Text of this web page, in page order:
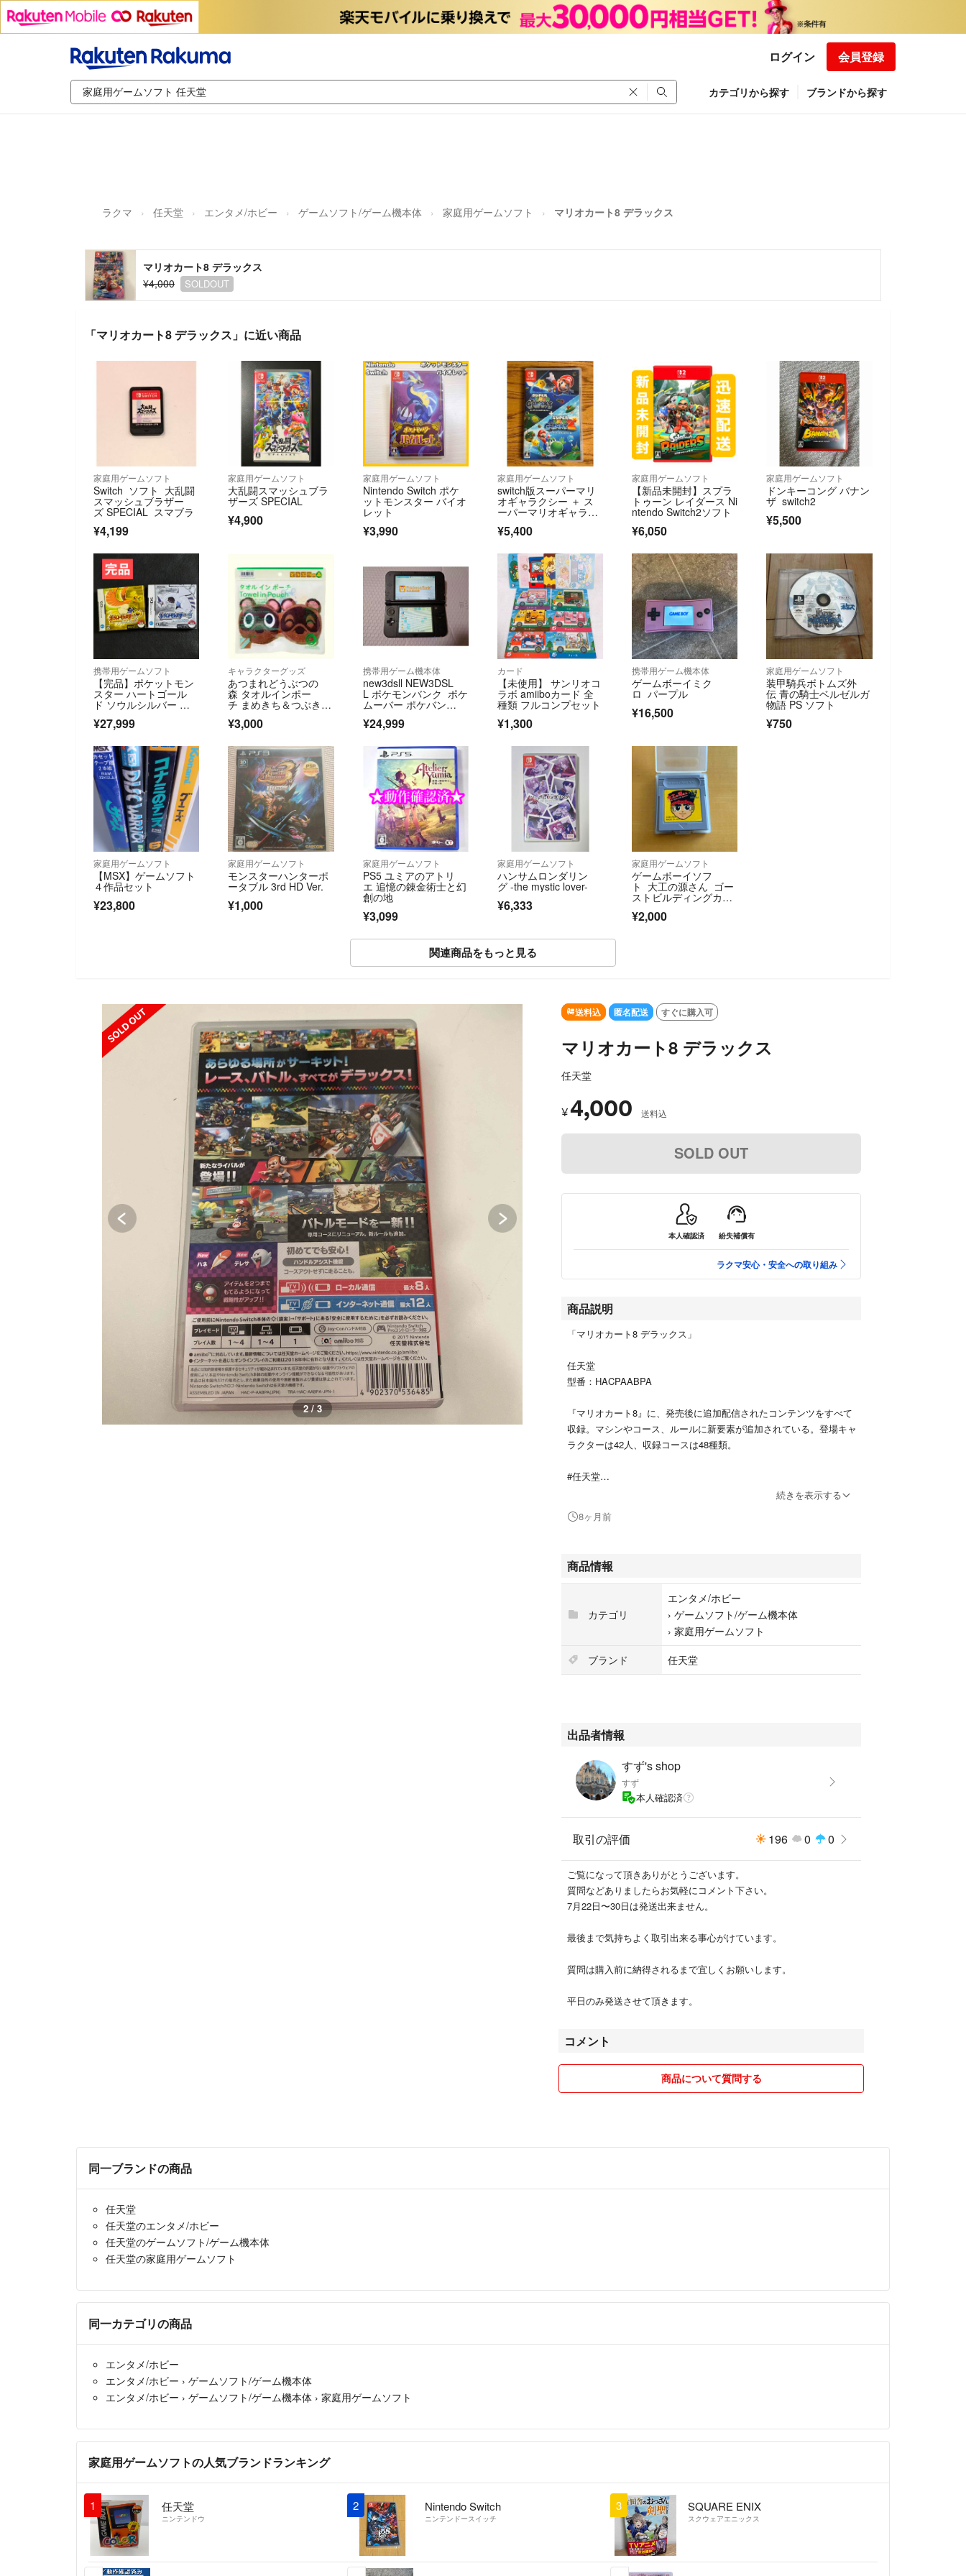
ログイン 会員登録
カテゴリから探す ブランドから探す
ラクマ 任天堂 エンタメ/ホビー ゲームソフト/ゲーム機本体 家庭用ゲームソフト マリオカート8 デラックス
マリオカート8 デラックス
¥4,000
SOLDOUT
「マリオカート8 デラックス」に近い商品
家庭用ゲームソフト
Switch ソフト 大乱闘
スマッシュブラザー
ズ SPECIAL スマブラ
¥4,199
家庭用ゲームソフト
大乱闘スマッシュブラ
ザーズ SPECIAL
¥4,900
家庭用ゲームソフト
Nintendo Switch ポケ
ットモンスター バイオ
レット
¥3,990
家庭用ゲームソフト
switch版スーパーマリ
オギャラクシー ＋ ス
ーパーマリオギャラク
¥5,400
家庭用ゲームソフト
【新品未開封】スプラ
トゥーン レイダース Ni
ntendo Switch2ソフト
¥6,050
家庭用ゲームソフト
ドンキーコング バナン
ザ switch2
¥5,500
携帯用ゲームソフト
【完品】ポケットモン
スター ハートゴール
ド ソウルシルバー ポ
¥27,999
キャラクターグッズ
あつまれどうぶつの
森 タオルインポー
チ まめきち＆つぶきち
¥3,000
携帯用ゲーム機本体
new3dsll NEW3DSL
L ポケモンバンク ポケ
ムーバー ポケバン
¥24,999
カード
【未使用】 サンリオコ
ラボ amiiboカード 全
種類 フルコンプセット
¥1,300
携帯用ゲーム機本体
ゲームボーイミク
ロ パープル
¥16,500
家庭用ゲームソフト
装甲騎兵ボトムズ外
伝 青の騎士ベルゼルガ
物語 PS ソフト
¥750
家庭用ゲームソフト
【MSX】ゲームソフト
４作品セット
¥23,800
家庭用ゲームソフト
モンスターハンターポ
ータブル 3rd HD Ver.
¥1,000
家庭用ゲームソフト
PS5 ユミアのアトリ
エ 追憶の錬金術士と幻
創の地
¥3,099
家庭用ゲームソフト
ハンサムロンダリン
グ -the mystic lover-
¥6,333
家庭用ゲームソフト
ゲームボーイソフ
ト 大工の源さん ゴー
ストビルディングカン
¥2,000
関連商品をもっと見る
SOLD OUT
3 / 3
送料込 匿名配送 すぐに購入可
マリオカート8 デラックス
任天堂
¥4,000 送料込
SOLD OUT
本人確認済 紛失補償有
ラクマ安心・安全への取り組み
商品説明
「マリオカート8 デラックス」
任天堂
型番：HACPAABPA
『マリオカート8』に、発売後に追加配信されたコンテンツをすべて
収録。マシンやコース、ルールに新要素が追加されている。登場キャ
ラクターは42人、収録コースは48種類。
#任天堂
#ゲームソフト/ゲーム機本体
続きを表示する
8ヶ月前
商品情報
カテゴリ
エンタメ/ホビー
› ゲームソフト/ゲーム機本体
› 家庭用ゲームソフト
ブランド
任天堂
出品者情報
すず's shop
すず
本人確認済
取引の評価 196 0 0
ご覧になって頂きありがとうございます。
質問などありましたらお気軽にコメント下さい。
7月22日〜30日は発送出来ません。
最後まで気持ちよく取引出来る事心がけています。
質問は購入前に納得されるまで宜しくお願いします。
平日のみ発送させて頂きます。
コメント
商品について質問する
同一ブランドの商品
任天堂
任天堂のエンタメ/ホビー
任天堂のゲームソフト/ゲーム機本体
任天堂の家庭用ゲームソフト
同一カテゴリの商品
エンタメ/ホビー
エンタメ/ホビー › ゲームソフト/ゲーム機本体
エンタメ/ホビー › ゲームソフト/ゲーム機本体 › 家庭用ゲームソフト
家庭用ゲームソフトの人気ブランドランキング
1 任天堂
ニンテンドウ
2 Nintendo Switch
ニンテンドースイッチ
3 SQUARE ENIX
スクウェアエニックス